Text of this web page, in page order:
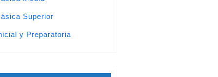
Superior
y Preparatoria